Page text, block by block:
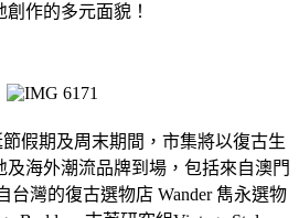
創作的多元面貌！
假期及周末期間，市集將以復古生
海外潮流品牌到場，包括來自澳門
台灣的復古選物店 Wander 雋永選物